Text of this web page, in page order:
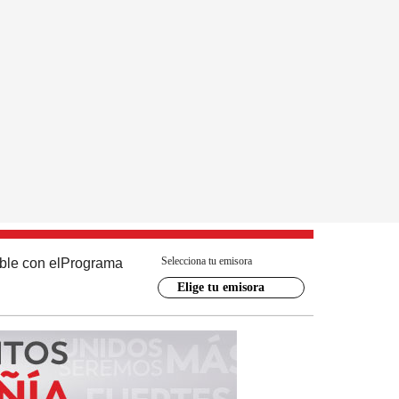
con el Programa Selecciona tu emisora
Elige tu emisora